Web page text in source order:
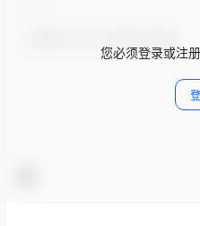
您必须登录或注